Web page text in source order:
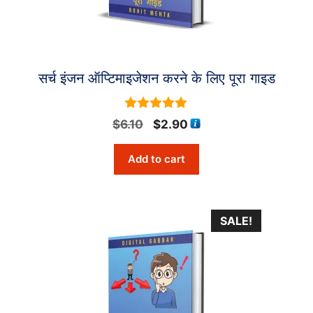
सर्च इंजन ऑप्टिमाइजेशन करने के लिए पूरा गाइड
5
out of 5
$6.10
Original
price
was:
$6.10.
$2.90Current
price
$2.90.
Add to cart
SALE!